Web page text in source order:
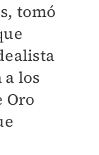
tomó
a los
Oro